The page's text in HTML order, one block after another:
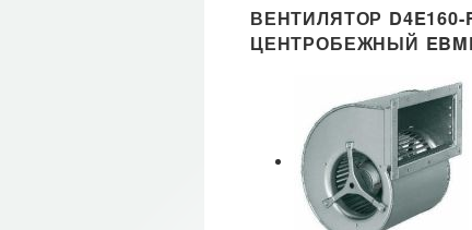
ВЕНТИЛЯТОР D4E160-
ЦЕНТРОБЕЖНЫЙ